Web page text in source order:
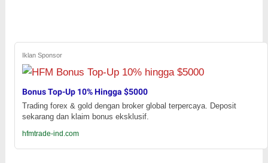
Iklan Sponsor
Bonus Top-Up 10% Hingga $5000
Trading forex & gold dengan broker global terpercaya. Deposit
sekarang dan klaim bonus eksklusif.
hfmtrade-ind.com